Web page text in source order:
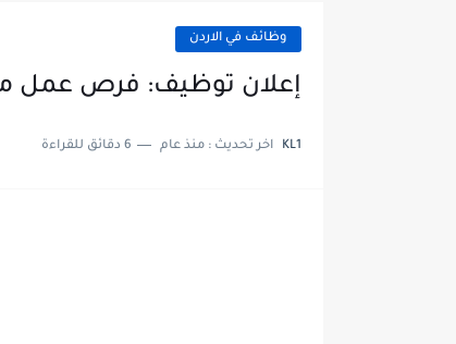
وظائف في الاردن
إعلان توظيف: فرص عمل
KL1 اخر تحديث : منذ عام 6 دقائق للقراءة